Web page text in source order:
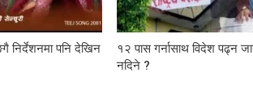
पनि देखिन
१२ पास गर्नासाथ विदेश पढ्न
नदिने ?